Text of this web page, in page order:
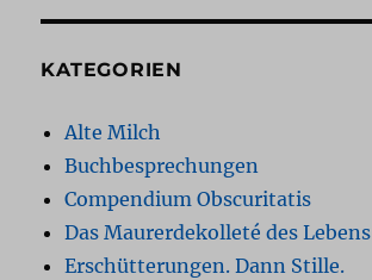
KATEGORIEN
Alte Milch
Buchbesprechungen
Compendium Obscuritatis
Das Maurerdekolleté des Lebens
Erschütterungen. Dann Stille.